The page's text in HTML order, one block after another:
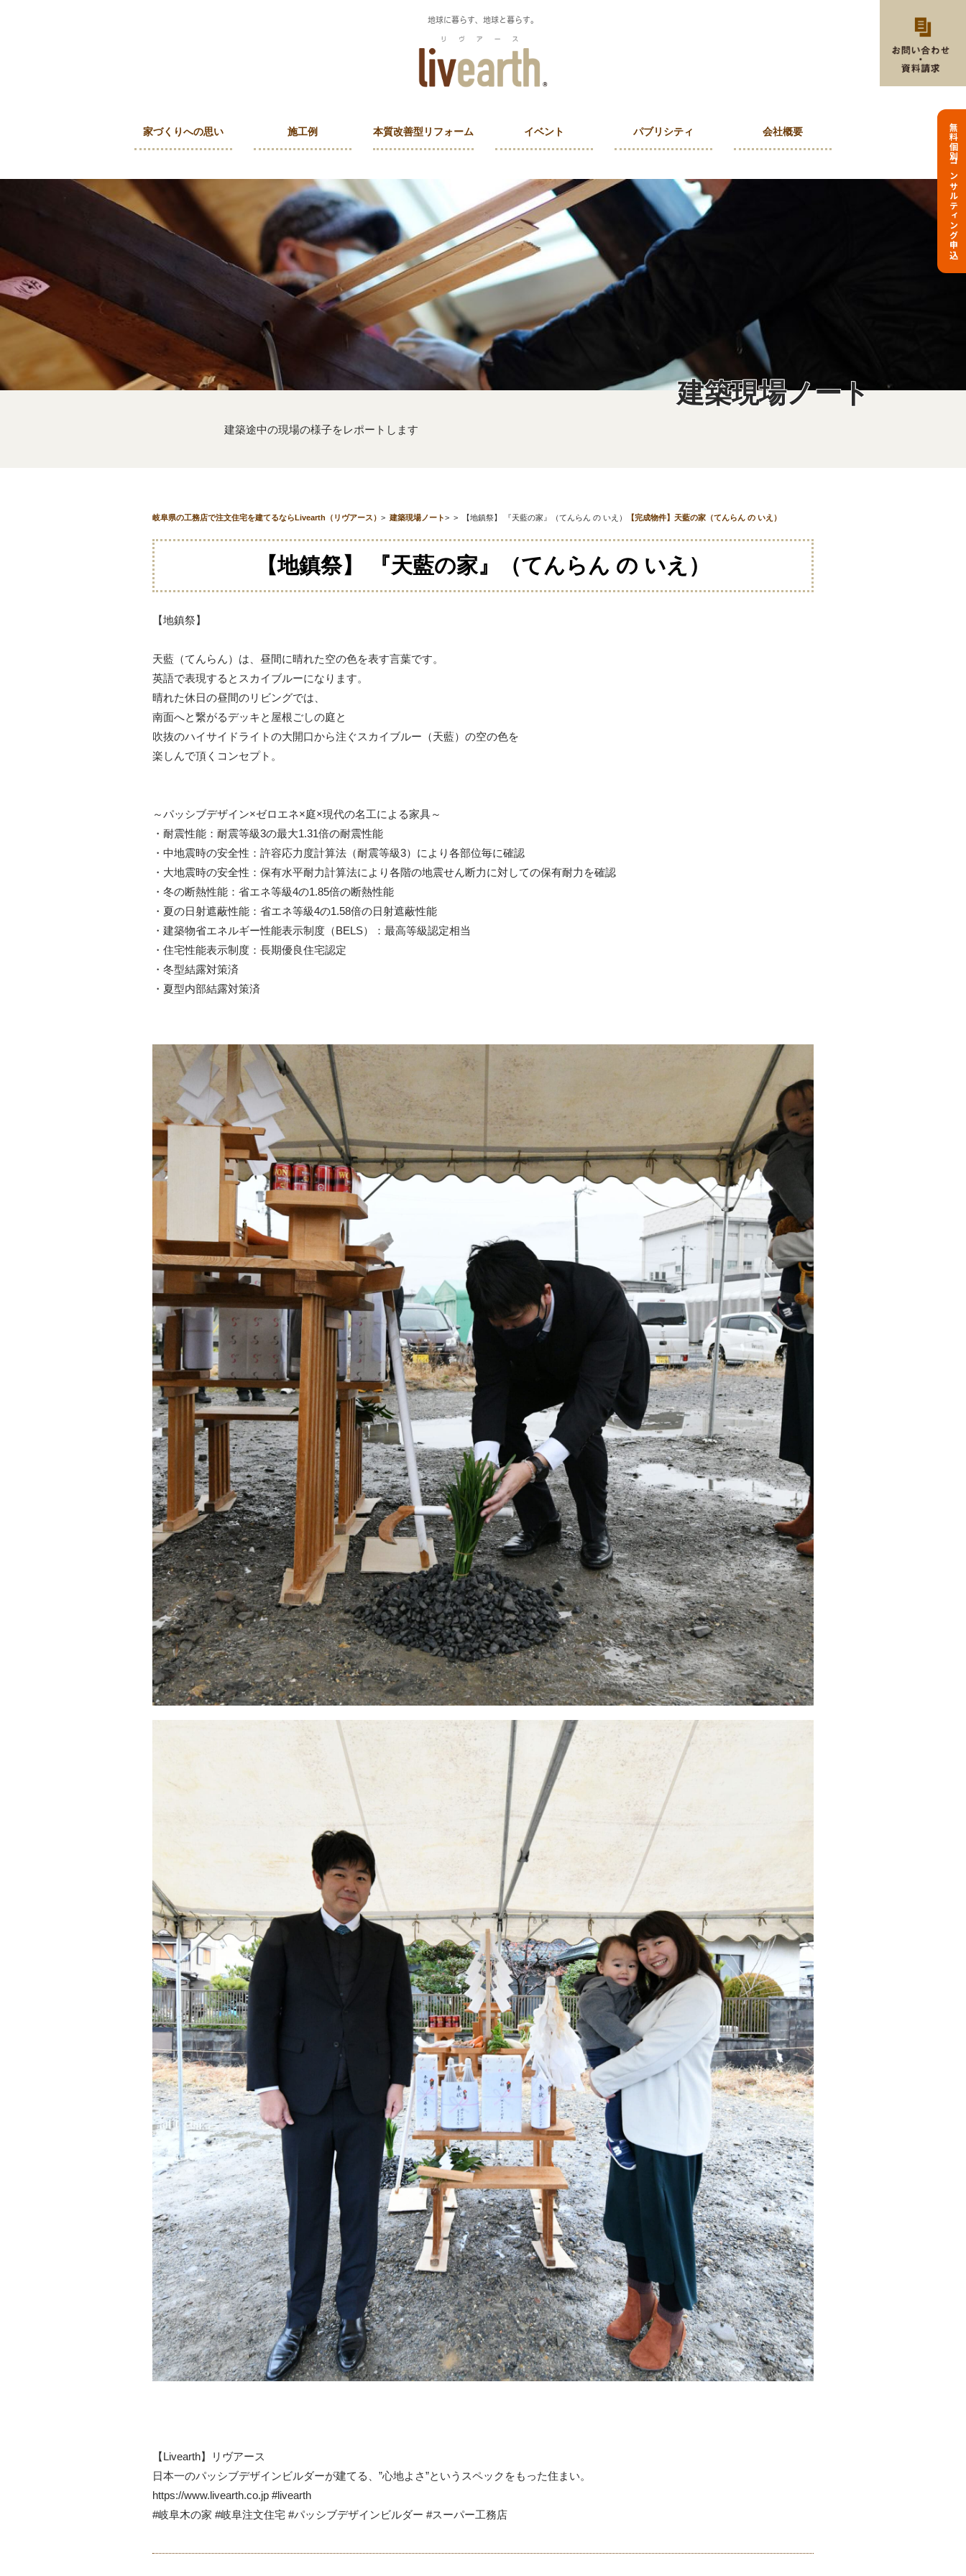
地球に暮らす、地球と暮らす。
無料個別コンサルティング申込
家づくりへの思い 施工例 本質改善型リフォーム イベント パブリシティ 会社概要
建築現場ノート
建築途中の現場の様子をレポートします
岐阜県の工務店で注文住宅を建てるならLivearth（リヴアース） > 建築現場ノート> 【完成物件】天藍の家（てんらん の いえ）
> 【地鎮祭】 『天藍の家』（てんらん の いえ）
【地鎮祭】 『天藍の家』（てんらん の いえ）
【地鎮祭】
天藍（てんらん）は、昼間に晴れた空の色を表す言葉です。
英語で表現するとスカイブルーになります。
晴れた休日の昼間のリビングでは、
南面へと繋がるデッキと屋根ごしの庭と
吹抜のハイサイドライトの大開口から注ぐスカイブルー（天藍）の空の色を
楽しんで頂くコンセプト。
～パッシブデザイン×ゼロエネ×庭×現代の名工による家具～
・耐震性能：耐震等級3の最大1.31倍の耐震性能
・中地震時の安全性：許容応力度計算法（耐震等級3）により各部位毎に確認
・大地震時の安全性：保有水平耐力計算法により各階の地震せん断力に対しての保有耐力を確認
・冬の断熱性能：省エネ等級4の1.85倍の断熱性能
・夏の日射遮蔽性能：省エネ等級4の1.58倍の日射遮蔽性能
・建築物省エネルギー性能表示制度（BELS）：最高等級認定相当
・住宅性能表示制度：長期優良住宅認定
・冬型結露対策済
・夏型内部結露対策済
【Livearth】リヴアース
日本一のパッシブデザインビルダーが建てる、”心地よさ”というスペックをもった住まい。
https://www.livearth.co.jp #livearth
#岐阜木の家 #岐阜注文住宅 #パッシブデザインビルダー #スーパー工務店